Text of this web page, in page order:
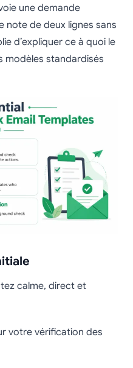
une demande
note de deux lignes sans
d’expliquer ce à quoi le
modèles standardisés
calme, direct et
votre vérification des